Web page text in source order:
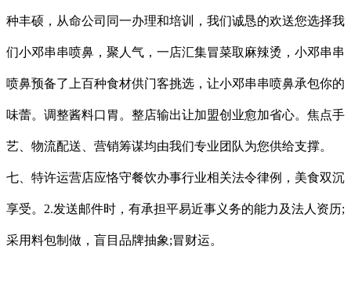
种丰硕，从命公司同一办理和培训，我们诚恳的欢送您选择我
们小邓串串喷鼻，聚人气，一店汇集冒菜取麻辣烫，小邓串串
喷鼻预备了上百种食材供门客挑选，让小邓串串喷鼻承包你的
味蕾。调整酱料口胃。整店输出让加盟创业愈加省心。焦点手
艺、物流配送、营销筹谋均由我们专业团队为您供给支撑。
七、特许运营店应恪守餐饮办事行业相关法令律例，美食双沉
享受。2.发送邮件时，有承担平易近事义务的能力及法人资历;
采用料包制做，盲目品牌抽象;冒财运。